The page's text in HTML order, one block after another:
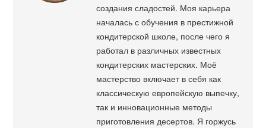
создания сладостей. Моя карьера
началась с обучения в престижной
кондитерской школе, после чего я
работал в различных известных
кондитерских мастерских. Моё
мастерство включает в себя как
классическую европейскую выпечку,
так и инновационные методы
приготовления десертов. Я горжусь